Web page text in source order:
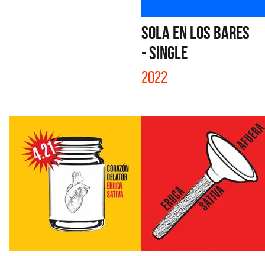
SOLA EN LOS BARES
- SINGLE
2022